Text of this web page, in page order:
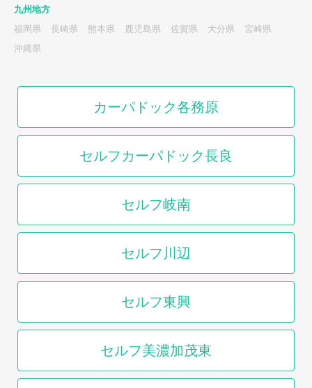
九州地方
福岡県
長崎県 熊本県 鹿児島県 佐賀県 大分県
宮崎県
沖縄県
カーパドック各務原
セルフカーパドック長良
セルフ岐南
セルフ川辺
セルフ東興
セルフ美濃加茂東